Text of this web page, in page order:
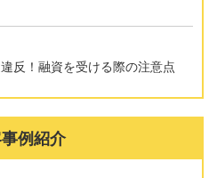
反！融資を受ける際の注意点
例紹介